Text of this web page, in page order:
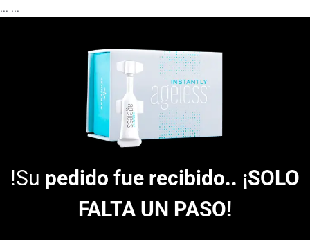
... ...
!Su pedido fue recibido.. ¡SOLO
FALTA UN PASO!